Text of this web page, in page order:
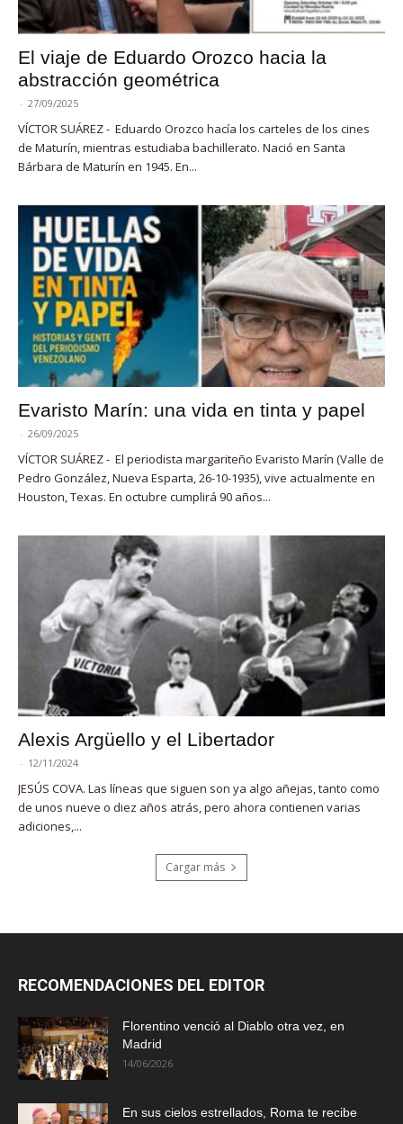
El viaje de Eduardo Orozco hacia la
abstracción geométrica
- 27/09/2025
VÍCTOR SUÁREZ - Eduardo Orozco hacía los carteles de los cines
de Maturín, mientras estudiaba bachillerato. Nació en Santa
Bárbara de Maturín en 1945. En...
Evaristo Marín: una vida en tinta y papel
- 26/09/2025
VÍCTOR SUÁREZ - El periodista margariteño Evaristo Marín (Valle de
Pedro González, Nueva Esparta, 26-10-1935), vive actualmente en
Houston, Texas. En octubre cumplirá 90 años...
Alexis Argüello y el Libertador
- 12/11/2024
JESÚS COVA. Las líneas que siguen son ya algo añejas, tanto como
de unos nueve o diez años atrás, pero ahora contienen varias
adiciones,...
Cargar más
RECOMENDACIONES DEL EDITOR
Florentino venció al Diablo otra vez, en
Madrid
14/06/2026
En sus cielos estrellados, Roma te recibe